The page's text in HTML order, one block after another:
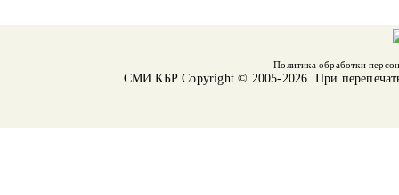
Политика обработки
СМИ КБРCopyright © 2005-2026. При